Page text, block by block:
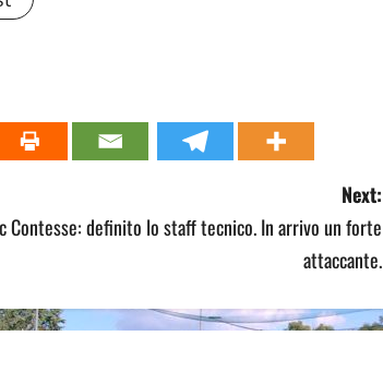
Next:
Contesse: definito lo staff tecnico. In arrivo un forte
attaccante.